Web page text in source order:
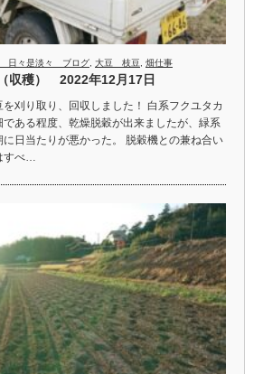
日々是淡々 ブログ 大豆 枝豆 畑仕事
収穫） 2022年12月17日
刈り取り、回収しました！ 白系フクユタカ
ある程度、乾燥脱穀が出来ましたが、緑系
日当たりが悪かった。 脱穀機との兼ね合い
すべ…